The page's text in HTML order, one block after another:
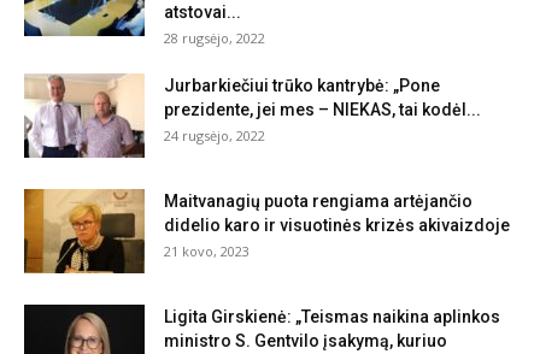
atstovai...
28 rugsėjo, 2022
Jurbarkiečiui trūko kantrybė: „Pone
prezidente, jei mes – NIEKAS, tai kodėl...
24 rugsėjo, 2022
Maitvanagių puota rengiama artėjančio
didelio karo ir visuotinės krizės akivaizdoje
21 kovo, 2023
Ligita Girskienė: „Teismas naikina aplinkos
ministro S. Gentvilo įsakymą, kuriuo